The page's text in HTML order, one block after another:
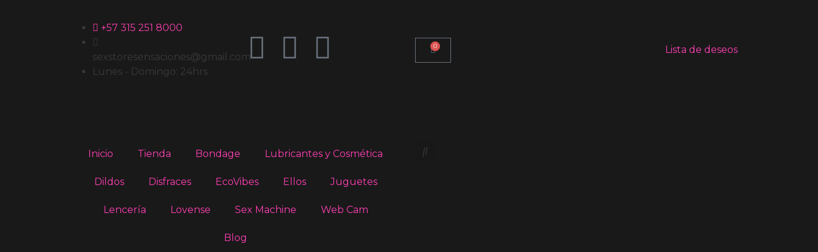
+57 315 251 8000
sexstoresensaciones@gmail.com
Lunes - Domingo: 24hrs
0 Lista de deseos
Inicio Tienda Bondage Lubricantes y Cosmética
Dildos Disfraces EcoVibes Ellos Juguetes
Lencería Lovense Sex Machine Web Cam
Blog